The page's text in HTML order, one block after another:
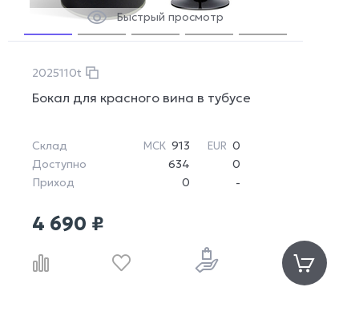
Быстрый просмотр
2025110t
Бокал для красного вина в тубусе
Склад МСК 913 EUR 0
Доступно
634
0
Приход
0 -
4 690 ₽